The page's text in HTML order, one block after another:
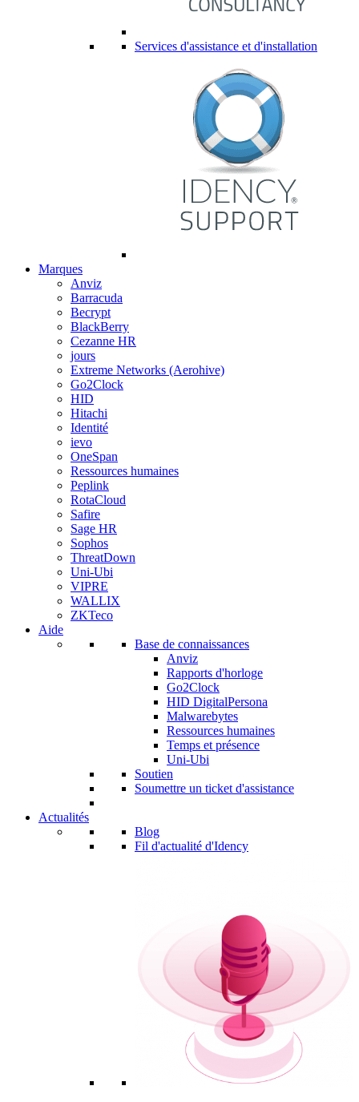
Services d'assistance et d'installation
Marques
Anviz
Barracuda
Becrypt
BlackBerry
Cezanne HR
jours
Extreme Networks (Aerohive)
Go2Clock
HID
Hitachi
Identité
ievo
OneSpan
Ressources humaines
Peplink
RotaCloud
Safire
Sage HR
Sophos
ThreatDown
Uni-Ubi
VIPRE
WALLIX
ZKTeco
Aide
Base de connaissances
Anviz
Rapports d'horloge
Go2Clock
HID DigitalPersona
Malwarebytes
Ressources humaines
Temps et présence
Uni-Ubi
Soutien
Soumettre un ticket d'assistance
Actualités
Blog
Fil d'actualité d'Idency